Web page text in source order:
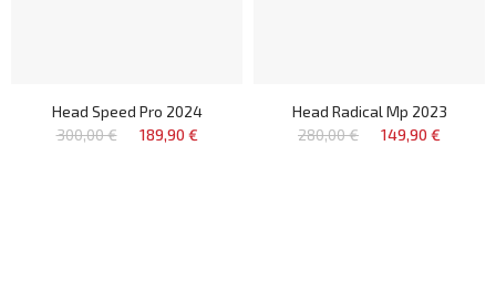
Head Speed Pro 2024
300,00 €
189,90 €
Head Radical Mp 2023
280,00 €
149,90 €